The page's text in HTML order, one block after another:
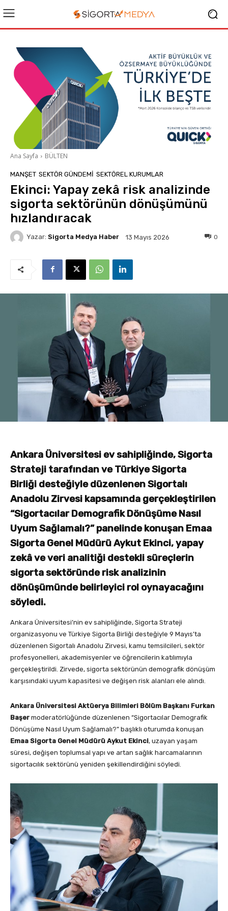
Ana Sayfa BÜLTEN
MANŞET SEKTÖR GÜNDEMİ SEKTÖREL KURUMLAR
Ekinci: Yapay zekâ risk analizinde
sigorta sektörünün dönüşümünü
hızlandıracak
Yazar: Sigorta Medya Haber 13 Mayıs 2026 0
Ankara Üniversitesi ev sahipliğinde, Sigorta
Strateji tarafından ve Türkiye Sigorta
Birliği desteğiyle düzenlenen Sigortalı
Anadolu Zirvesi kapsamında gerçekleştirilen
“Sigortacılar Demografik Dönüşüme Nasıl
Uyum Sağlamalı?” panelinde konuşan Emaa
Sigorta Genel Müdürü Aykut Ekinci, yapay
zekâ ve veri analitiği destekli süreçlerin
sigorta sektöründe risk analizinin
dönüşümünde belirleyici rol oynayacağını
söyledi.
Ankara Üniversitesi’nin ev sahipliğinde, Sigorta Strateji
organizasyonu ve Türkiye Sigorta Birliği desteğiyle 9 Mayıs’ta
düzenlenen Sigortalı Anadolu Zirvesi, kamu temsilcileri, sektör
profesyonelleri, akademisyenler ve öğrencilerin katılımıyla
gerçekleştirildi. Zirvede, sigorta sektörünün demografik dönüşüm
karşısındaki uyum kapasitesi ve değişen risk alanları ele alındı.
Ankara Üniversitesi Aktüerya Bilimleri Bölüm Başkanı Furkan
Başer moderatörlüğünde düzenlenen “Sigortacılar Demografik
Dönüşüme Nasıl Uyum Sağlamalı?” başlıklı oturumda konuşan
Emaa Sigorta Genel Müdürü Aykut Ekinci, uzayan yaşam
süresi, değişen toplumsal yapı ve artan sağlık harcamalarının
sigortacılık sektörünü yeniden şekillendirdiğini söyledi.